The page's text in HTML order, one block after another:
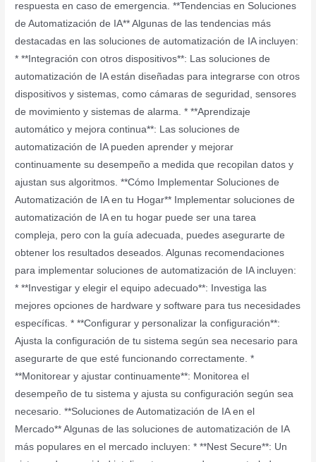
respuesta en caso de emergencia. **Tendencias en Soluciones
de Automatización de IA** Algunas de las tendencias más
destacadas en las soluciones de automatización de IA incluyen:
* **Integración con otros dispositivos**: Las soluciones de
automatización de IA están diseñadas para integrarse con otros
dispositivos y sistemas, como cámaras de seguridad, sensores
de movimiento y sistemas de alarma. * **Aprendizaje
automático y mejora continua**: Las soluciones de
automatización de IA pueden aprender y mejorar
continuamente su desempeño a medida que recopilan datos y
ajustan sus algoritmos. **Cómo Implementar Soluciones de
Automatización de IA en tu Hogar** Implementar soluciones de
automatización de IA en tu hogar puede ser una tarea
compleja, pero con la guía adecuada, puedes asegurarte de
obtener los resultados deseados. Algunas recomendaciones
para implementar soluciones de automatización de IA incluyen:
* **Investigar y elegir el equipo adecuado**: Investiga las
mejores opciones de hardware y software para tus necesidades
específicas. * **Configurar y personalizar la configuración**:
Ajusta la configuración de tu sistema según sea necesario para
asegurarte de que esté funcionando correctamente. *
**Monitorear y ajustar continuamente**: Monitorea el
desempeño de tu sistema y ajusta su configuración según sea
necesario. **Soluciones de Automatización de IA en el
Mercado** Algunas de las soluciones de automatización de IA
más populares en el mercado incluyen: * **Nest Secure**: Un